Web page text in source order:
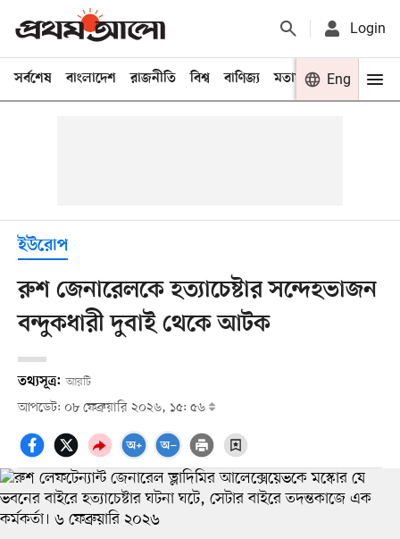
Login
সর্বশেষ বাংলাদেশ রাজনীতি বিশ্ব বাণিজ্য মতামত খেলা
Eng
ইউরোপ
রুশ জেনারেলকে হত্যাচেষ্টার সন্দেহভাজন
বন্দুকধারী দুবাই থেকে আটক
তথ্যসূত্র: আরটি
আপডেট: ০৮ ফেব্রুয়ারি ২০২৬, ১৫: ৫৬